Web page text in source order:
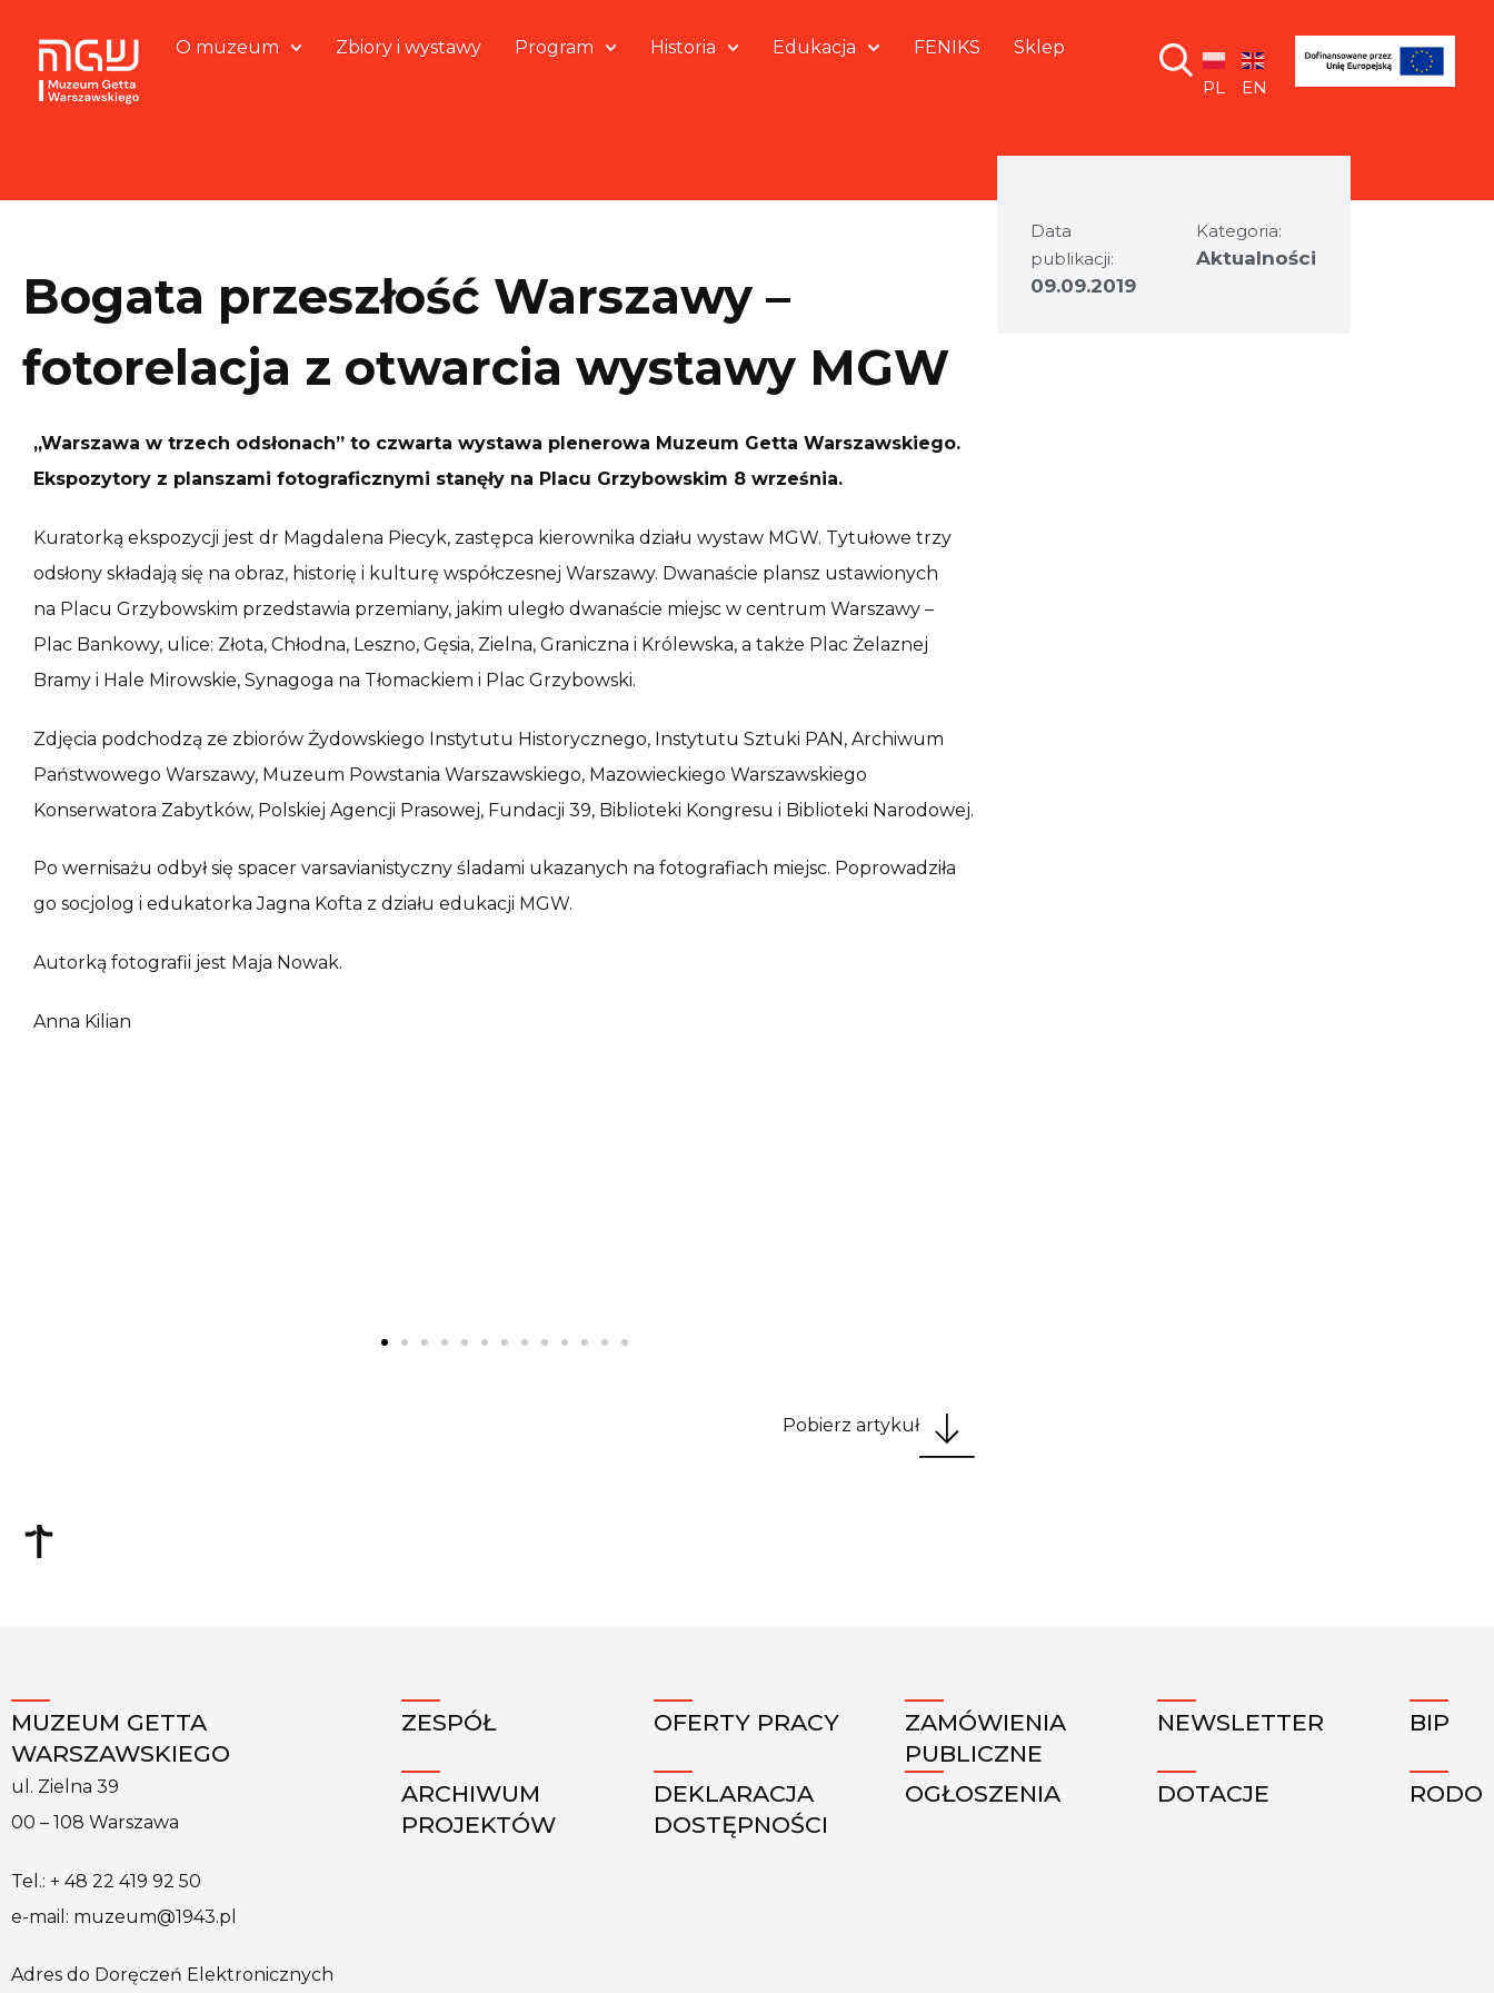
O muzeum Zbiory i wystawy Program Historia Edukacja FENIKS
Sklep
PL
EN
Bogata przeszłość Warszawy –
fotorelacja z otwarcia wystawy MGW
„Warszawa w trzech odsłonach” to czwarta wystawa plenerowa Muzeum Getta Warszawskiego.
Ekspozytory z planszami fotograficznymi stanęły na Placu Grzybowskim 8 września.
Kuratorką ekspozycji jest dr Magdalena Piecyk, zastępca kierownika działu wystaw MGW. Tytułowe trzy
odsłony składają się na obraz, historię i kulturę współczesnej Warszawy. Dwanaście plansz ustawionych
na Placu Grzybowskim przedstawia przemiany, jakim uległo dwanaście miejsc w centrum Warszawy –
Plac Bankowy, ulice: Złota, Chłodna, Leszno, Gęsia, Zielna, Graniczna i Królewska, a także Plac Żelaznej
Bramy i Hale Mirowskie, Synagoga na Tłomackiem i Plac Grzybowski.
Zdjęcia podchodzą ze zbiorów Żydowskiego Instytutu Historycznego, Instytutu Sztuki PAN, Archiwum
Państwowego Warszawy, Muzeum Powstania Warszawskiego, Mazowieckiego Warszawskiego
Konserwatora Zabytków, Polskiej Agencji Prasowej, Fundacji 39, Biblioteki Kongresu i Biblioteki Narodowej.
Po wernisażu odbył się spacer varsavianistyczny śladami ukazanych na fotografiach miejsc. Poprowadziła
go socjolog i edukatorka Jagna Kofta z działu edukacji MGW.
Autorką fotografii jest Maja Nowak.
Anna Kilian
Pobierz artykuł
Data
publikacji:
09.09.2019
Kategoria:
Aktualności
MUZEUM GETTA
WARSZAWSKIEGO
ul. Zielna 39
00 – 108 Warszawa
Tel.: + 48 22 419 92 50
e-mail: muzeum@1943.pl
Adres do Doręczeń Elektronicznych
ZESPÓŁ
ARCHIWUM
PROJEKTÓW
OFERTY PRACY
DEKLARACJA
DOSTĘPNOŚCI
ZAMÓWIENIA
PUBLICZNE
OGŁOSZENIA
NEWSLETTER
DOTACJE
BIP
RODO